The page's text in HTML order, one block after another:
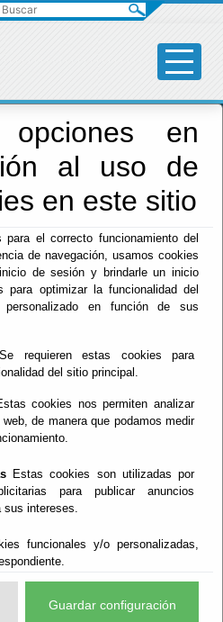
opciones en
al uso de
en este sitio
el correcto funcionamiento del
de navegación, usamos cookies
de sesión y brindarle un inicio
para optimizar la funcionalidad del
en función de sus
requieren estas cookies para
del sitio principal.
cookies nos permiten analizar
de manera que podamos medir
Estas cookies son utilizadas por
para publicar anuncios
sus intereses.
funcionales y/o personalizadas,
Guardar configuración
Diputación
REGLA DE GASTO Y LÍMITE
DE
GASTO
DE
Buscar